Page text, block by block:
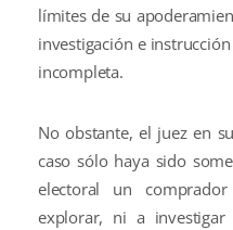
límites de su
investigación e
incompleta.
No obstante, el juez en
caso sólo haya sido
electoral un
explorar, ni a